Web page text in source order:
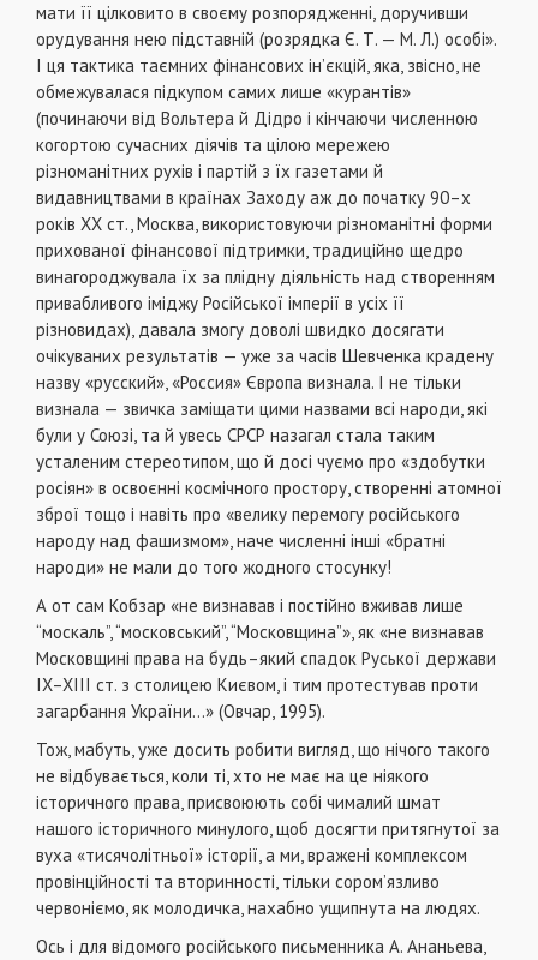
мати її цілковито в своєму розпорядженні, доручивши
орудування нею підставній (розрядка Є. Т. — М. Л.) особі».
І ця тактика таємних фінансових ін’єкцій, яка, звісно, не
обмежувалася підкупом самих лише «курантів»
(починаючи від Вольтера й Дідро і кінчаючи численною
когортою сучасних діячів та цілою мережею
різноманітних рухів і партій з їх газетами й
видавництвами в країнах Заходу аж до початку 90–х
років XX ст., Москва, використовуючи різноманітні форми
прихованої фінансової підтримки, традиційно щедро
винагороджувала їх за плідну діяльність над створенням
привабливого іміджу Російської імперії в усіх її
різновидах), давала змогу доволі швидко досягати
очікуваних результатів — уже за часів Шевченка крадену
назву «русский», «Россия» Європа визнала. І не тільки
визнала — звичка заміщати цими назвами всі народи, які
були у Союзі, та й увесь СРСР назагал стала таким
усталеним стереотипом, що й досі чуємо про «здобутки
росіян» в освоєнні космічного простору, створенні атомної
зброї тощо і навіть про «велику перемогу російського
народу над фашизмом», наче численні інші «братні
народи» не мали до того жодного стосунку!
А от сам Кобзар «не визнавав і постійно вживав лише
“москаль”, “московський”, “Московщина”», як «не визнавав
Московщині права на будь–який спадок Руської держави
IX–XIII ст. з столицею Києвом, і тим протестував проти
загарбання України...» (Овчар, 1995).
Тож, мабуть, уже досить робити вигляд, що нічого такого
не відбувається, коли ті, хто не має на це ніякого
історичного права, присвоюють собі чималий шмат
нашого історичного минулого, щоб досягти притягнутої за
вуха «тисячолітньої» історії, а ми, вражені комплексом
провінційності та вторинності, тільки сором’язливо
червоніємо, як молодичка, нахабно ущипнута на людях.
Ось і для відомого російського письменника А. Ананьева,